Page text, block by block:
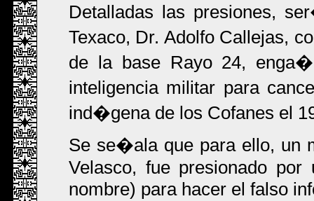
Detalladas las presiones,
Texaco, Dr. Adolfo Callejas,
de la base Rayo 24,
inteligencia militar para
ind�gena de los Cofanes el
Se se�ala que para ello, un
Velasco, fue presionado
nombre) para hacer el falso